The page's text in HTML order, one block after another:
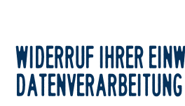
WIDERRUF IHRER
DATENVERARBEITUNG